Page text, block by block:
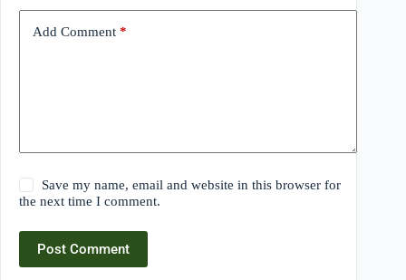
Add Comment *
Save my name, email and website in this browser for
the next time I comment.
Post Comment